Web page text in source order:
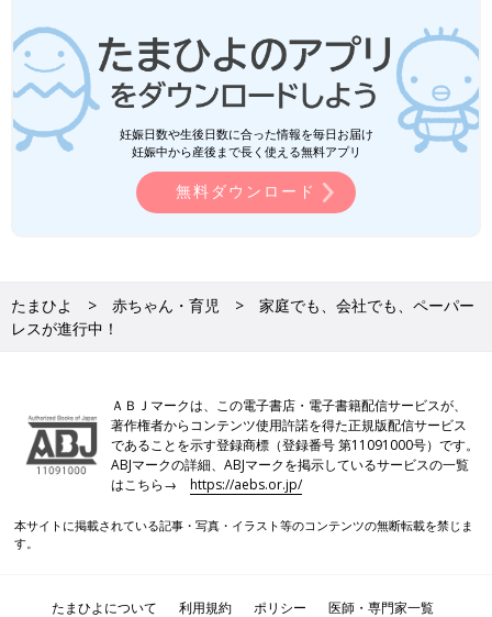
妊娠日数や生後日数に合った情報を毎日お届け
妊娠中から産後まで長く使える無料アプリ
無料ダウンロード
たまひよ 赤ちゃん・育児
家庭でも、会社でも、ペーパー
レスが進行中！
ＡＢＪマークは、この電子書店・電子書籍配信サービスが、
著作権者からコンテンツ使用許諾を得た正規版配信サービス
であることを示す登録商標（登録番号 第11091000号）です。
ABJマークの詳細、ABJマークを掲示しているサービスの一覧
はこちら→https://aebs.or.jp/
本サイトに掲載されている記事・写真・イラスト等のコンテンツの無断転載を禁じま
す。
たまひよについて 利用規約 ポリシー 医師・専門家一覧